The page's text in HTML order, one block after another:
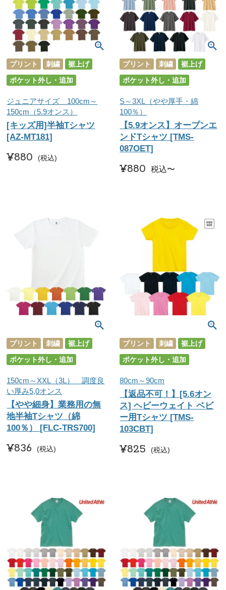
プリント 刺繍
裾上げ
ポケット外し・追加
ジュニアサイズ 100cm～
150cm（5.9オンス）
[キッズ用]半袖Tシャツ
[AZ-MT181]
¥880 税込
プリント 刺繍
裾上げ
ポケット外し・追加
S～3XL（やや厚手・綿
100％）
【5.9オンス】オープンエ
ンドTシャツ [TMS-
087OET]
¥880 税込〜
プリント 刺繍
裾上げ
ポケット外し・追加
150cm～XXL（3L） 調度良
い厚み5,0オンス
【やや細身】業務用の無
地半袖Tシャツ（綿
100％） [FLC-TRS700]
¥836 税込
プリント 刺繍
裾上げ
ポケット外し・追加
80cm～90cm
【返品不可！】[5.6オン
ス] ヘビーウェイト ベビ
ー用Tシャツ [TMS-
103CBT]
¥825 税込